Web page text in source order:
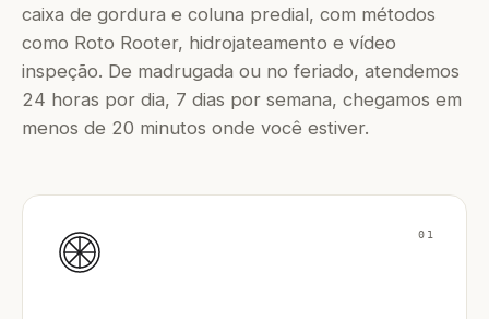
caixa de gordura e coluna predial, com métodos
como Roto Rooter, hidrojateamento e vídeo
inspeção. De madrugada ou no feriado, atendemos
24 horas por dia, 7 dias por semana, chegamos em
menos de 20 minutos onde você estiver.
01